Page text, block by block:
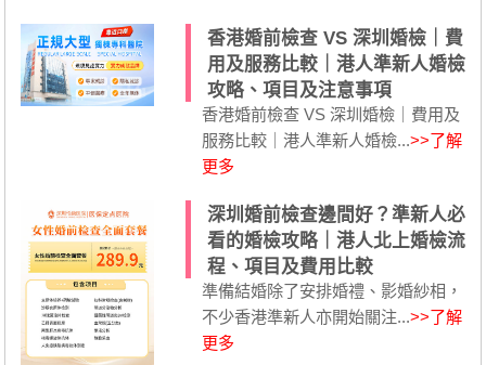
香港婚前檢查 VS 深圳婚檢｜費
用及服務比較｜港人準新人婚檢
攻略、項目及注意事項
香港婚前檢查 VS 深圳婚檢｜費用及
服務比較｜港人準新人婚檢...>>了解
更多
深圳婚前檢查邊間好？準新人必
看的婚檢攻略｜港人北上婚檢流
程、項目及費用比較
準備結婚除了安排婚禮、影婚紗相，
不少香港準新人亦開始關注...>>了解
更多